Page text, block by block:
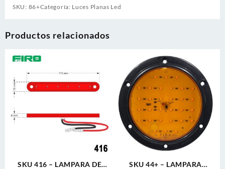
SKU: 86+Categoría: Luces Planas Led
Productos relacionados
SKU 416 – LAMPARA DE
SKU 44+ – LAMPARA